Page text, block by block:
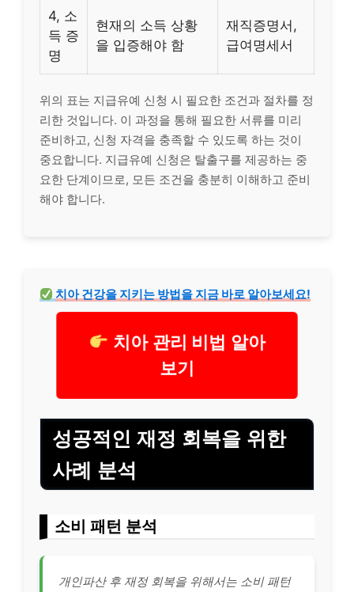
4, 소
득 증
명
현재의 소득 상황
을 입증해야 함
재직증명서,
급여명세서
위의 표는 지급유예 신청 시 필요한 조건과 절차를 정
리한 것입니다. 이 과정을 통해 필요한 서류를 미리
준비하고, 신청 자격을 충족할 수 있도록 하는 것이
중요합니다. 지급유예 신청은 탈출구를 제공하는 중
요한 단계이므로, 모든 조건을 충분히 이해하고 준비
해야 합니다.
치아건강을 지키는 방법을 지금 바로 알아보세요!
치아 관리 비법 알아
보기
성공적인 재정 회복을 위한
사례 분석
소비 패턴 분석
개인파산 후 재정 회복을 위해서는 소비 패턴